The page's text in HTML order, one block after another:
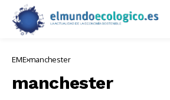
EME manchester
manchester